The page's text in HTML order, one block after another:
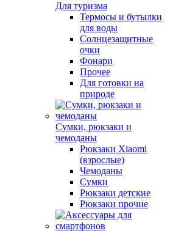
Для туризма
Термосы и бутылки
для воды
Солнцезащитные
очки
Фонари
Прочее
Для готовки на
природе
Сумки, рюкзаки и
чемоданы
Рюкзаки Xiaomi
(взрослые)
Чемоданы
Сумки
Рюкзаки детские
Рюкзаки прочие